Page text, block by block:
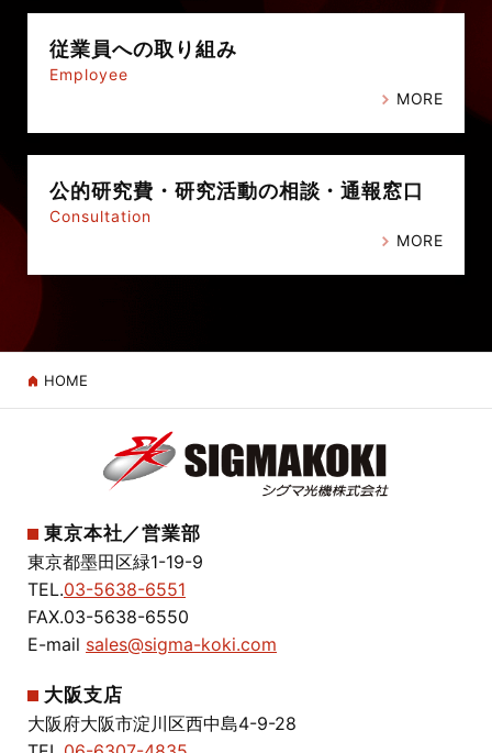
従業員への取り組み
Employee
MORE
公的研究費・ 研究活動の相談・通報窓口
Consultation
MORE
HOME
東京本社／営業部
東京都墨田区緑1-19-9
TEL.03-5638-6551
FAX.03-5638-6550
E-mail sales@sigma-koki.com
大阪支店
大阪府大阪市淀川区西中島4-9-28